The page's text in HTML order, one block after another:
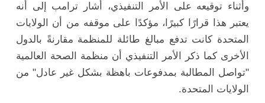
وأثناء توقيعه على الأمر التنفيذي، أشار ترامب إلى أنه
يعتبر هذا قرارًا كبيرًا، مؤكدًا على موقفه من أن الولايات
المتحدة كانت تدفع مبالغ طائلة للمنظمة مقارنةً بالدول
الأخرى كما ذكر الأمر التنفيذي أن منظمة الصحة العالمية
"تواصل المطالبة بمدفوعات باهظة بشكل غير عادل" من
الولايات المتحدة.